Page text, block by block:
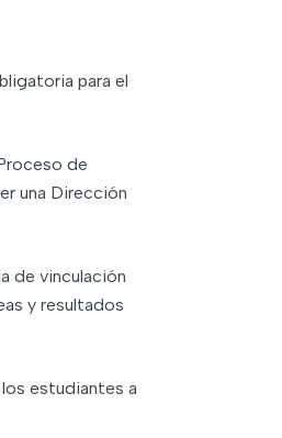
para el
de
una Dirección
de vinculación
y resultados
estudiantes a